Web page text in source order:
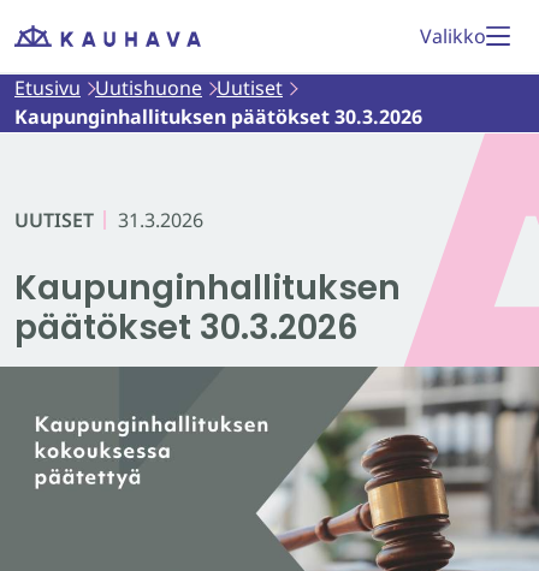
Siirry
Etusivu
Valikko
Etusivu Uutishuone Uutiset
Kaupunginhallituksen päätökset 30.3.2026
UUTISET 31.3.2026
Kaupunginhallituksen
päätökset 30.3.2026